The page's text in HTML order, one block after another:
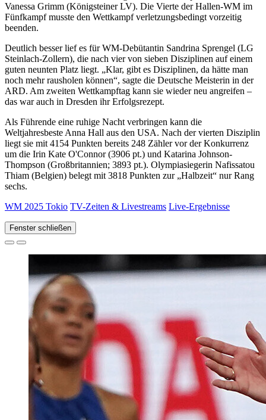
Vanessa Grimm (Königsteiner LV). Die Vierte der Hallen-WM im
Fünfkampf musste den Wettkampf verletzungsbedingt vorzeitig
beenden.
Deutlich besser lief es für WM-Debütantin Sandrina Sprengel (LG
Steinlach-Zollern), die nach vier von sieben Disziplinen auf einem
guten neunten Platz liegt. „Klar, gibt es Disziplinen, da hätte man
noch mehr rausholen können“, sagte die Deutsche Meisterin in der
ARD. Am zweiten Wettkampftag kann sie wieder neu angreifen –
das war auch in Dresden ihr Erfolgsrezept.
Als Führende eine ruhige Nacht verbringen kann die
Weltjahresbeste Anna Hall aus den USA. Nach der vierten Disziplin
liegt sie mit 4154 Punkten bereits 248 Zähler vor der Konkurrenz
um die Irin Kate O'Connor (3906 pt.) und Katarina Johnson-
Thompson (Großbritannien; 3893 pt.). Olympiasiegerin Nafissatou
Thiam (Belgien) belegt mit 3818 Punkten zur „Halbzeit“ nur Rang
sechs.
WM 2025 Tokio TV-Zeiten & Livestreams Live-Ergebnisse
Fenster schließen